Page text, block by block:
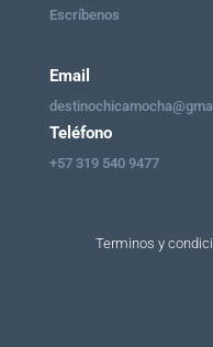
Escríbenos
Email
Teléfono
+57 319 540 9477
Terminos y